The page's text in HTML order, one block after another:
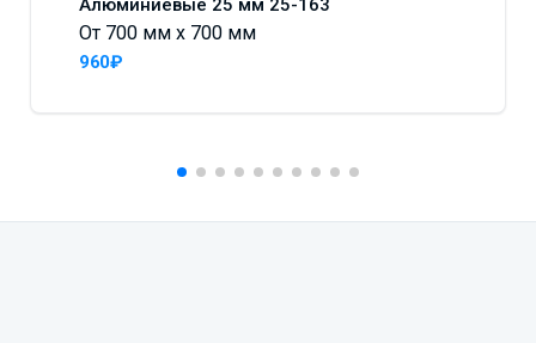
Алюминиевые 25 мм 25-163
От 700 мм x 700 мм
960₽